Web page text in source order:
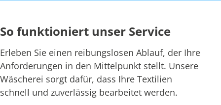
So funktioniert unser Service
Erleben Sie einen reibungslosen Ablauf, der Ihre
Anforderungen in den Mittelpunkt stellt. Unsere
Wäscherei sorgt dafür, dass Ihre Textilien
schnell und zuverlässig bearbeitet werden.